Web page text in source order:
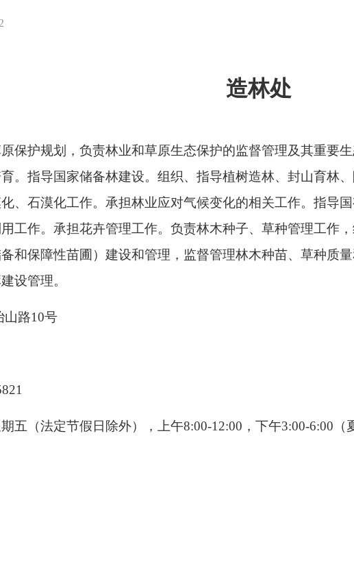
造林处
保护规划，负责林业和草原生态保护的监督管理及其重要
。指导国家储备林建设。组织、指导植树造林、封山育林
、石漠化工作。承担林业应对气候变化的相关工作。指导
工作。承担花卉管理工作。负责林木种子、草种管理工作
和保障性苗圃）建设和管理，监督管理林木种苗、草种质
设管理。
山路10号
五（法定节假日除外），上午8:00-12:00，下午3:00-6:00